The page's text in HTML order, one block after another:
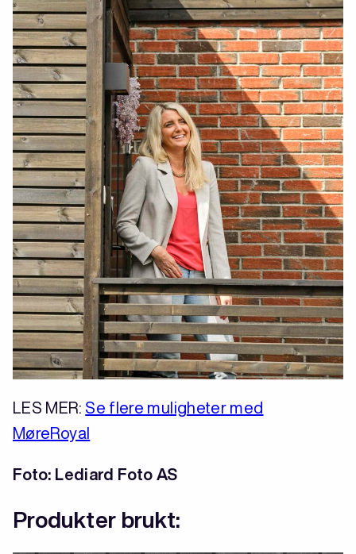
LES MER: Se flere muligheter med
MøreRoyal
Foto: Lediard Foto AS
Produkter brukt: